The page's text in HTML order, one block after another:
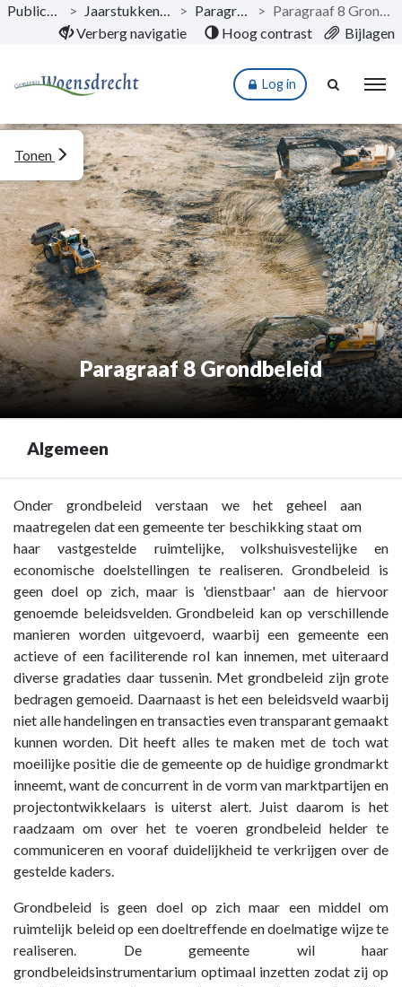
Naar hoofdinhoud
Publicaties > Jaarstukken 2024 > Paragrafen >
Paragraaf 8 Grondbeleid
Verberg navigatie
Hoog contrast Bijlagen
Log in
Paragraaf 8 Grondbeleid
Tonen
Algemeen
Terug
naar
navigatie
Paragraaf
Grondbeleid
Algemeen
Onder grondbeleid verstaan we het geheel aan
maatregelen dat een gemeente ter beschikking staat om
haar vastgestelde ruimtelijke, volkshuisvestelijke en
economische doelstellingen te realiseren. Grondbeleid is
geen doel op zich, maar is 'dienstbaar' aan de hiervoor
genoemde beleidsvelden. Grondbeleid kan op verschillende
manieren worden uitgevoerd, waarbij een gemeente een
actieve of een faciliterende rol kan innemen, met uiteraard
diverse gradaties daar tussenin. Met grondbeleid zijn grote
bedragen gemoeid. Daarnaast is het een beleidsveld waarbij
niet alle handelingen en transacties even transparant gemaakt
kunnen worden. Dit heeft alles te maken met de toch wat
moeilijke positie die de gemeente op de huidige grondmarkt
inneemt, want de concurrent in de vorm van marktpartijen en
projectontwikkelaars is uiterst alert. Juist daarom is het
raadzaam om over het te voeren grondbeleid helder te
communiceren en vooraf duidelijkheid te verkrijgen over de
gestelde kaders.
Grondbeleid is geen doel op zich maar een middel om
ruimtelijk beleid op een doeltreffende en doelmatige wijze te
realiseren. De gemeente wil haar
grondbeleidsinstrumentarium optimaal inzetten zodat zij op